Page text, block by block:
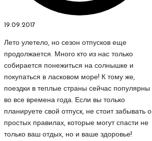
19.09.2017
Лето улетело, но сезон отпусков еще
продолжается. Много кто из нас только
собирается понежиться на солнышке и
покупаться в ласковом море! К тому же,
поездки в теплые страны сейчас популярны
во все времена года. Если вы только
планируете свой отпуск, не стоит забывать о
простых правилах, которые могут спасти не
только ваш отдых, но и ваше здоровье!